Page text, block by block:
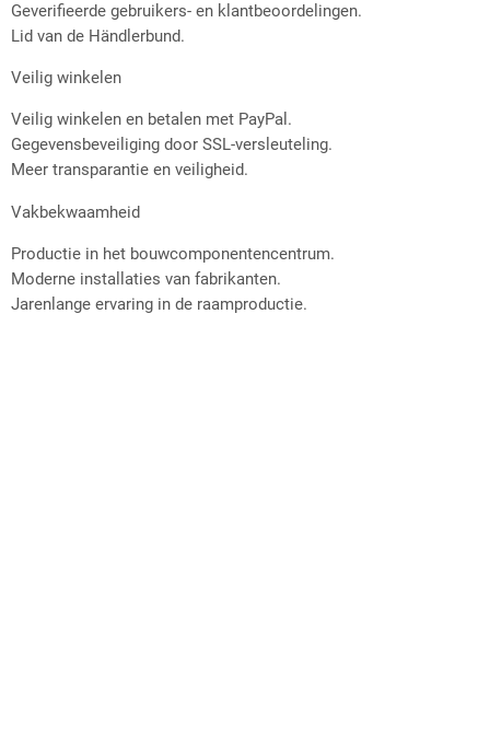
Geverifieerde gebruikers- en klantbeoordelingen.
Lid van de Händlerbund.
Veilig winkelen
Veilig winkelen en betalen met PayPal.
Gegevensbeveiliging door SSL-versleuteling.
Meer transparantie en veiligheid.
Vakbekwaamheid
Productie in het bouwcomponentencentrum.
Moderne installaties van fabrikanten.
Jarenlange ervaring in de raamproductie.